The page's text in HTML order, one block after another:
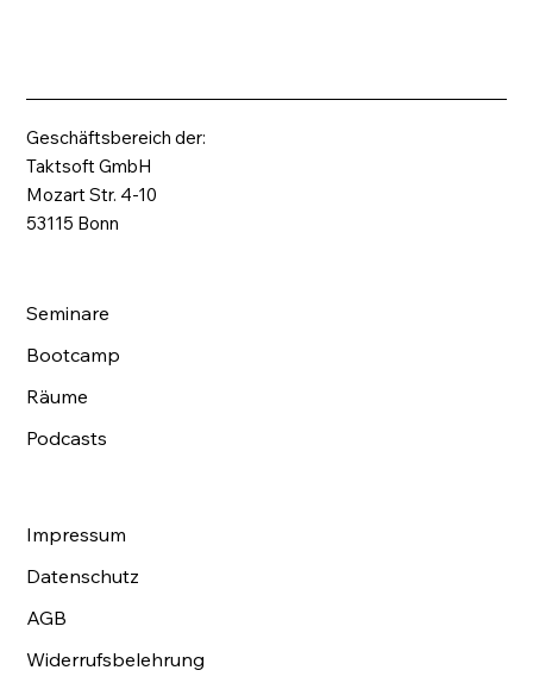
Geschäftsbereich der:
Taktsoft GmbH
Mozart Str. 4-10
53115 Bonn
Seminare
Bootcamp
Räume
Podcasts
Impressum
Datenschutz
AGB
Widerrufsbelehrung